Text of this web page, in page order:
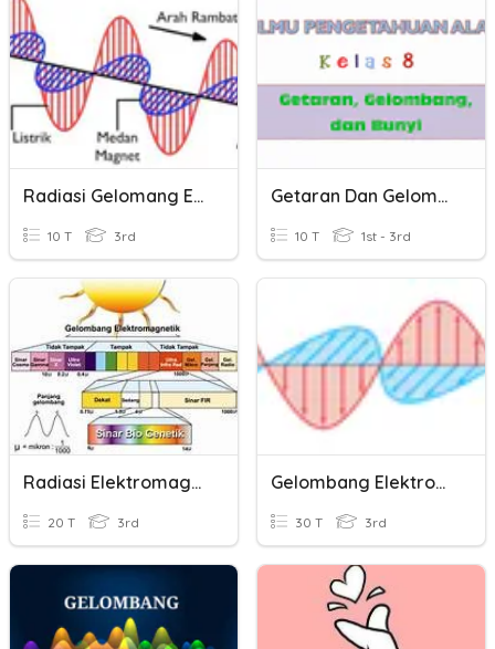
Radiasi Gelomang Elektromagnetik
10 T 3rd
Getaran Dan Gelombang
10 T 1st - 3rd
Radiasi Elektromagnetik
20 T 3rd
Gelombang Elektromagnetik
30 T 3rd